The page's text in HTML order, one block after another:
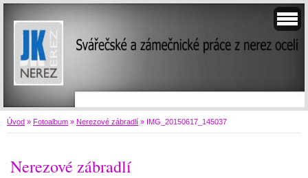
Úvod » Fotoalbum » Nerezové zábradlí » IMG_20150617_145037
Nerezové zábradlí